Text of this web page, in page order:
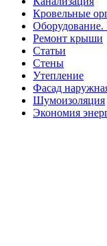
Кровельные
Оборудование.
Ремонт крыши
Статьи
Стены
Утепление
Фасад
Шумоизоляция
Экономия